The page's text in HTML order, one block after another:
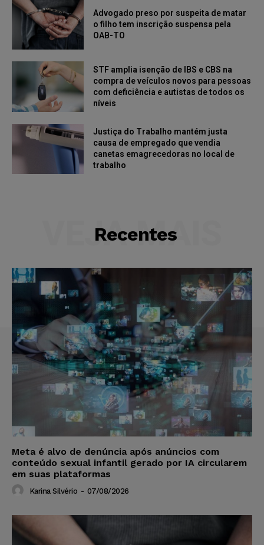
Advogado preso por suspeita de matar
o filho tem inscrição suspensa pela
OAB-TO
STF amplia isenção de IBS e CBS na
compra de veículos novos para pessoas
com deficiência e autistas de todos os
níveis
Justiça do Trabalho mantém justa
causa de empregado que vendia
canetas emagrecedoras no local de
trabalho
Recentes
VEJA MAIS
Meta é alvo de denúncia após anúncios com
conteúdo sexual infantil gerado por IA circularem
em suas plataformas
Karina Silvério - 07/08/2026